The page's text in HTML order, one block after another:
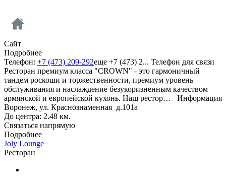
Сайт
Подробнее
Телефон: +7 (473) 209-292еще +7 (473) 2... Телефон для связи
Ресторан премиум класса "CROWN" - это гармоничный
тандем роскоши и торжественности, премиум уровень
обслуживания и наслаждение безукоризненным качеством
армянской и европейской кухонь. Наш рестор… Информация
Воронеж, ул. Краснознаменная д.101а
До центра: 2.48 км.
Связаться напрямую
Подробнее
Joly Lounge
Ресторан